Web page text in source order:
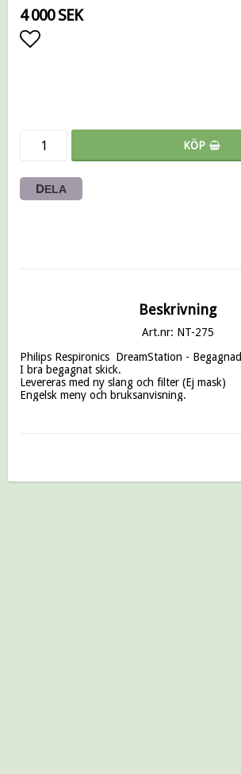
4 000 SEK
KÖP
DELA
Beskrivning
Art.nr: NT-275
Philips Respironics  DreamStation - Begagnad
I bra begagnat skick.
Levereras med ny slang och filter (Ej mask)
Engelsk meny och bruksanvisning.